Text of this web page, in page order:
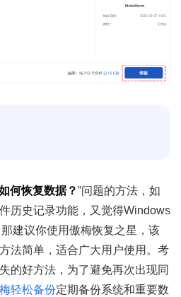
何恢复数据？”问题的方法，如
历史记录功能，又觉得Windows
建议你使用傲梅恢复之星，该
法简单，适合广大用户使用。考
的好方法，为了避免再次出现同
轻松备份定期备份系统和重要数